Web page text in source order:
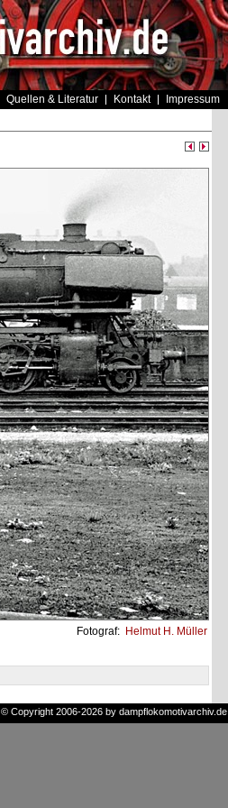
Quellen & Literatur Kontakt Impressum
Fotograf: Helmut H. Müller
© Copyright 2006-2026 by dampflokomotivarchiv.de